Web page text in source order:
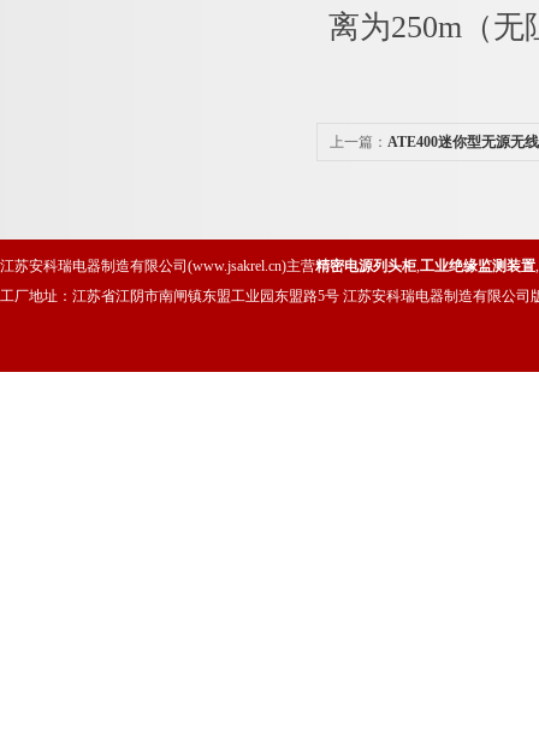
离为250m（无
上一篇： ATE400迷你型无源无
江苏安科瑞电器制造有限公司(www.jsakrel.cn)主营精密电源列头柜,工业绝缘监测装置,
工厂地址：江苏省江阴市南闸镇东盟工业园东盟路5号 江苏安科瑞电器制造有限公司